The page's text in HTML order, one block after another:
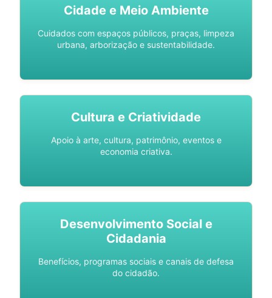
Cidade e Meio Ambiente
Cuidados com espaços públicos, praças, limpeza
urbana, arborização e sustentabilidade.
Cultura e Criatividade
Apoio à arte, cultura, patrimônio, eventos e
economia criativa.
Desenvolvimento Social e
Cidadania
Benefícios, programas sociais e canais de defesa
do cidadão.